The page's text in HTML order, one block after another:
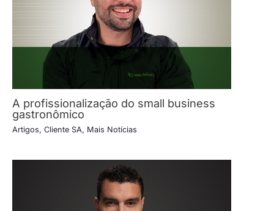
A profissionalização do small business
gastronômico
Artigos, Cliente SA, Mais Notícias